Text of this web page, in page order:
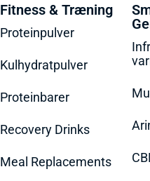
Fitness & Træning
Proteinpulver
Kulhydratpulver
Proteinbarer
Recovery Drinks
Meal Replacements